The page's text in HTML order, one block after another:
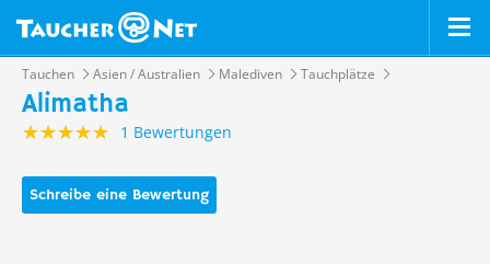
Tauchen Asien / Australien Malediven Tauchplätze
Alimatha
1 Bewertungen
Schreibe eine Bewertung